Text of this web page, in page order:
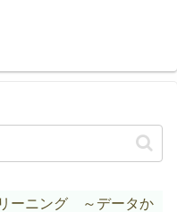
ーニング ～データか